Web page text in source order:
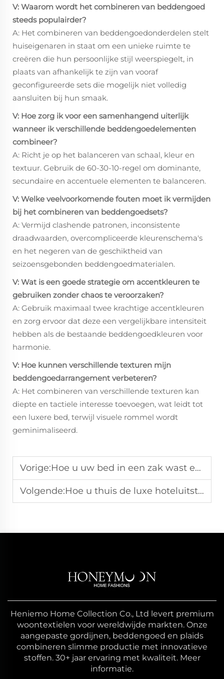
V: Waarom wordt het combineren van beddengoed
steeds populairder?
A: Het combineren van beddengoedonderdelen stelt
huiseigenaren in staat om een unieke ruimte te
creëren die hun persoonlijke stijl weerspiegelt, in
plaats van afhankelijk te zijn van vooraf
geconfigureerde sets die mogelijk niet volledig
aansluiten bij hun smaak.
V: Hoe zorg ik voor een samenhangend uiterlijk
wanneer ik verschillende beddengoedelementen
combineer?
A: Richt je op het balanceren van schaal, kleur en
textuur. Gebruik de 60-30-10-regel om dominante,
secundaire en accentuele elementen te balanceren.
V: Welke veelvoorkomende fouten moet ik vermijden
bij het combineren van beddengoedsets?
A: Vermijd clashende patronen, inconsistente
draadwaarden, overcompliceerde kleurenschema's
en het negeren van de geschiktheid van
seizoensgebonden beddengoedmaterialen.
V: Wat is een goede strategie om accentkleuren te
gebruiken zonder chaos te veroorzaken?
A: Gebruik maximaal twee krachtige accentkleuren
en zorg ervoor dat deze een vergelijkbare intensiteit
hebben als de bestaande beddengoedkleuren voor
harmonie.
V: Hoe kunnen verschillende texturen mijn
beddengoedarrangement verbeteren?
A: Het combineren van verschillende texturen kan
diepte en tactiele interesse toevoegen, wat leidt tot
een luxere bed, terwijl visuele rommel wordt
geminimaliseerd.
Vorige:Hoe u uw bed in een zak wast en onderhoudt
Volgende:Hoe u thuis de luxe hoteluitstraling van beddengoed creëert
Heniemo Home Collection Co., Ltd levert premium
woontextielen voor wereldwijde markten. Onze
aangepaste gordijnen, beddengoed en plaids
combineren slimme productie met innovatieve
stoffen. 30+ jaar ervaring met kwaliteit. Meer
informatie.